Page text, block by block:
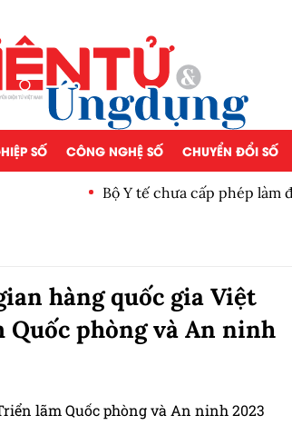
SỐ CÔNG NGHỆ SỐ CHUYỂN ĐỔI SỐ
Bộ Y tế chưa cấp phép làm
hàng quốc gia Việt
Quốc phòng và An ninh
lãm Quốc phòng và An ninh 2023